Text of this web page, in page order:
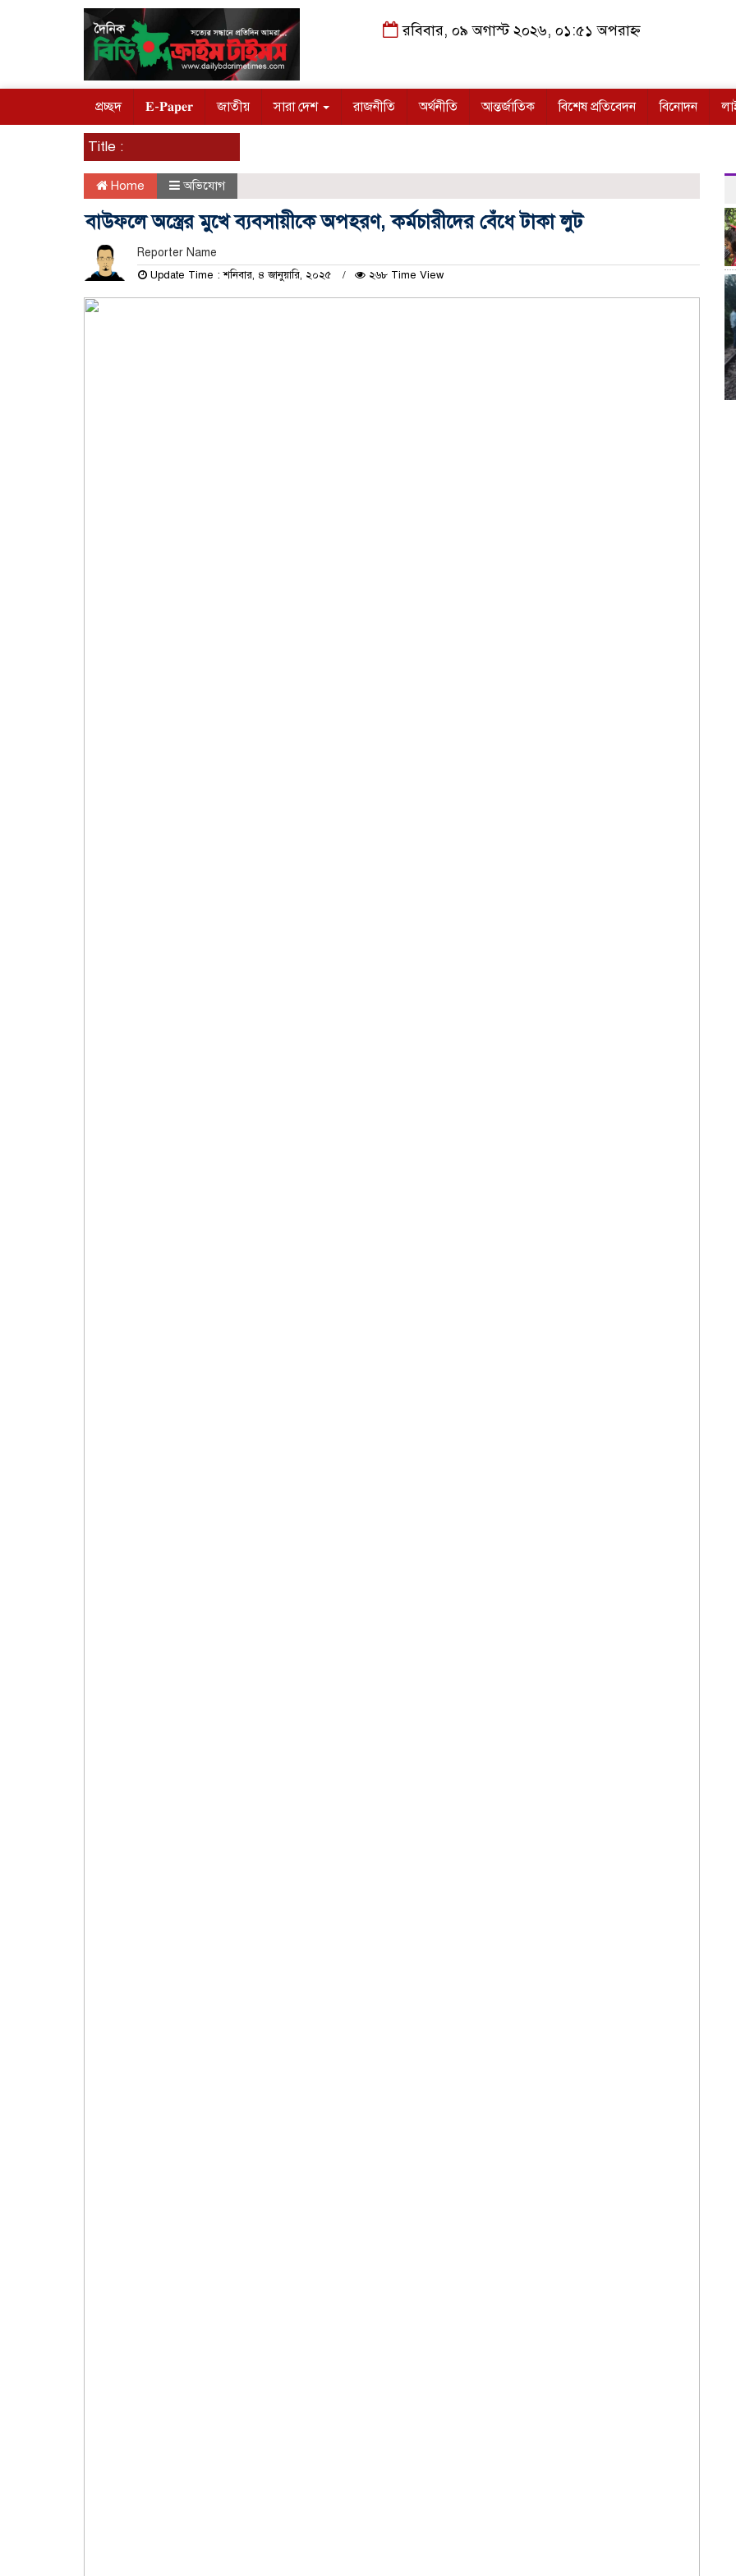
রবিবার, ০৯ অগাস্ট ২০২৬, ০১:৫১ অপরাহ্ন
প্রচ্ছদ 𝐄-𝐏𝐚𝐩𝐞𝐫 জাতীয় সারা দেশ রাজনীতি অর্থনীতি আন্তর্জাতিক বিশেষ প্রতিবেদন বিনোদন
Title :
Home অভিযোগ
বাউফলে অস্ত্রের মুখে ব্যবসায়ীকে অপহরণ, কর্মচারীদের বেঁধে টাকা লুট
Reporter Name
Update Time : শনিবার, ৪ জানুয়ারি, ২০২৫ ২৬৮ Time View